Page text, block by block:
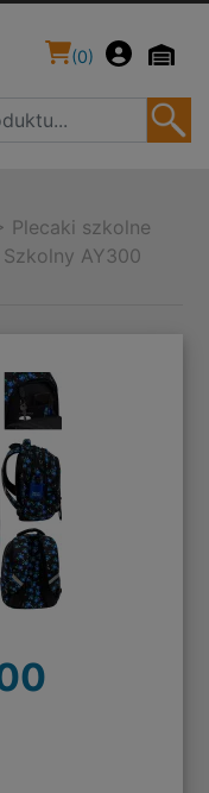
(0)
Plecaki szkolne
AY300